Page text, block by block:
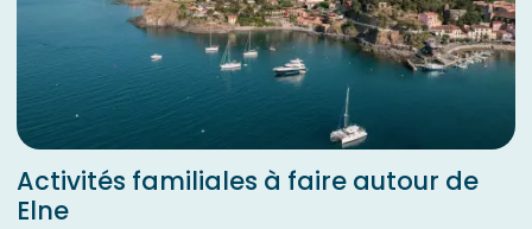
Activités familiales à faire autour de
Elne